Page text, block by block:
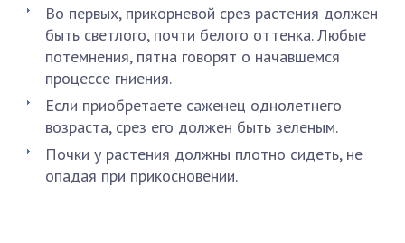
Во первых, прикорневой срез растения должен
быть светлого, почти белого оттенка. Любые
потемнения, пятна говорят о начавшемся
процессе гниения.
Если приобретаете саженец однолетнего
возраста, срез его должен быть зеленым.
Почки у растения должны плотно сидеть, не
опадая при прикосновении.